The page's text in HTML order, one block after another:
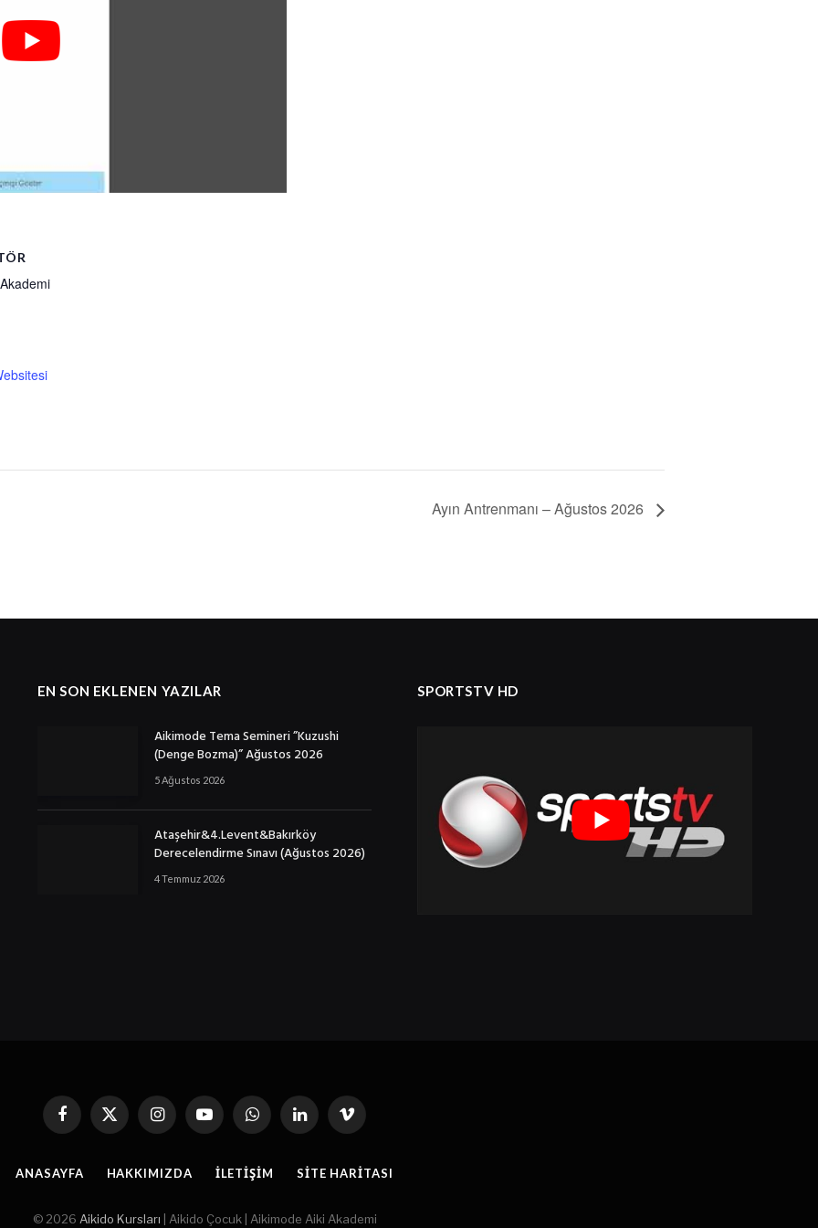
Ayın Antrenmanı – Ağustos 2026
EN SON EKLENEN YAZILAR
Aikimode Tema Semineri ”Kuzushi
(Denge Bozma)” Ağustos 2026
5 Ağustos 2026
Ataşehir&4.Levent&Bakırköy
Derecelendirme Sınavı (Ağustos 2026)
4 Temmuz 2026
SPORTSTV HD
Facebook
X
(Twitter)
InstagramYouTubeWhatsAppLinkedin'de
Paylaş
Vimeo
ANASAYFA HAKKIMIZDA İLETIŞIM SITE HARITASI
© 2026 Aikido Kursları | Aikido Çocuk | Aikimode Aiki Akademi